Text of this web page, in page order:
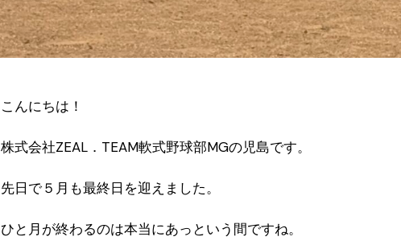
こんにちは！
株式会社ZEAL．TEAM軟式野球部MGの児島です。
先日で５月も最終日を迎えました。
ひと月が終わるのは本当にあっという間ですね。